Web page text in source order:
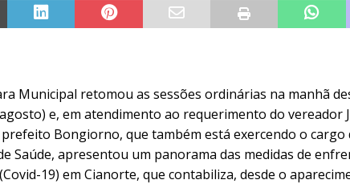
Municipal retomou as sessões ordinárias na manhã
e, em atendimento ao requerimento do vereador
Bongiorno, que também está exercendo o cargo
Saúde, apresentou um panorama das medidas de
19) em Cianorte, que contabiliza, desde o